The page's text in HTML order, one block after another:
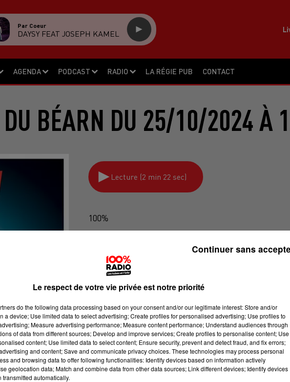
AGENDA PODCAST RADIO LA RÉGIE PUB CONTACT
Par Coeur
DAYSY FEAT JOSEPH KAMEL
DU BÉARN DU 25/10/2024 À
Lecture (2 min 22 sec)
100%
Le respect de votre vie privée est notre priorité
do the following data processing based on your consent and/or our legitimate interest: Store and/or
a device; Use limited data to select advertising; Create profiles for personalised advertising; Use profiles to
Measure advertising performance; Measure content performance; Understand audiences through
of data from different sources; Develop and improve services; Create profiles to personalise content; Use
content; Use limited data to select content; Ensure security, prevent and detect fraud, and fix errors;
and content; Save and communicate privacy choices. These technologies may process personal
and browsing data to offer following functionalities: Identify devices based on information actively
geolocation data; Match and combine data from other data sources; Link different devices; Identify devices
automatically.
Continuer sans